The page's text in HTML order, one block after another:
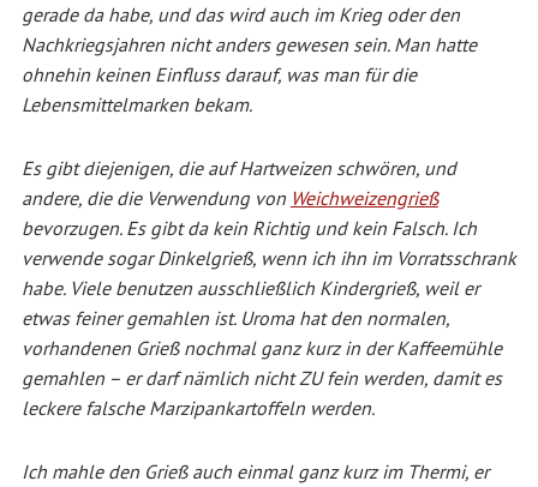
gerade da habe, und das wird auch im Krieg oder den
Nachkriegsjahren nicht anders gewesen sein. Man hatte
ohnehin keinen Einfluss darauf, was man für die
Lebensmittelmarken bekam.
Es gibt diejenigen, die auf Hartweizen schwören, und
andere, die die Verwendung von Weichweizengrieß
bevorzugen. Es gibt da kein Richtig und kein Falsch. Ich
verwende sogar Dinkelgrieß, wenn ich ihn im Vorratsschrank
habe. Viele benutzen ausschließlich Kindergrieß, weil er
etwas feiner gemahlen ist. Uroma hat den normalen,
vorhandenen Grieß nochmal ganz kurz in der Kaffeemühle
gemahlen – er darf nämlich nicht ZU fein werden, damit es
leckere falsche Marzipankartoffeln werden.
Ich mahle den Grieß auch einmal ganz kurz im Thermi, er